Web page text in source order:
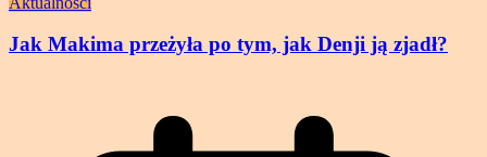
Jak Makima przeżyła po tym, jak Denji ją zjadł?